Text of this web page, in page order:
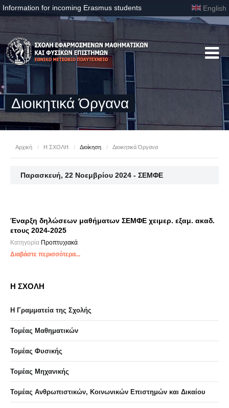
Information for incoming Erasmus students English
Διοικητικά Όργανα
Αρχική / Η ΣΧΟΛΗ / Διοίκηση / Διοικητικά Όργανα
Παρασκευή, 22 Νοεμβρίου 2024 - ΣΕΜΦΕ
Έναρξη δηλώσεων μαθήματων ΣΕΜΦΕ χειμερ. εξαμ. ακαδ.
ετους 2024-2025
Κατηγορία Προπτυχιακά
Διαβάστε περισσότερα...
Η ΣΧΟΛΗ
Η Γραμματεία της Σχολής
Τομέας Μαθηματικών
Τομέας Φυσικής
Τομέας Μηχανικής
Τομέας Ανθρωπιστικών, Κοινωνικών Επιστημών και Δικαίου